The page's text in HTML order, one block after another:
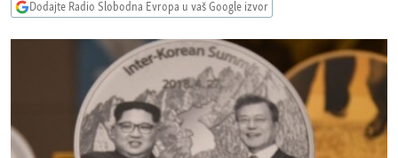
na
VIDEO
INFOGRAFIKE
PODCASTI
RAT U UKRAJINI
KINA NA BALKANU
RSE PRIČE IZ SVIJETA
ISPRIČAJ MI
Dodajte Radio Slobodna Evropa u vaš Google izvor